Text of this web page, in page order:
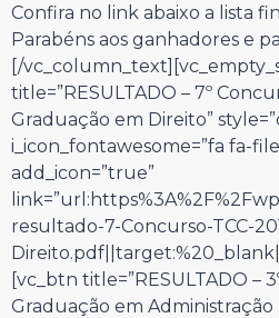
Confira no link abaixo a lista
Parabéns aos ganhadores e
[/
title=”RESULTADO – 7º
Graduação em Direito”
i_icon_fontawesome=”fa fa-
add_icon=”true”
resultado-7-Concurso-TCC-
[vc_btn title=”RESULTADO –
Graduação em Administração